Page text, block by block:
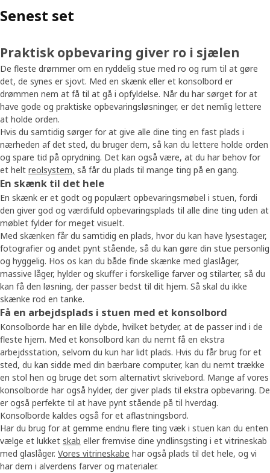
Senest set
Praktisk opbevaring giver ro i sjælen
De fleste drømmer om en ryddelig stue med ro og rum til at gøre
det, de synes er sjovt. Med en skænk eller et konsolbord er
drømmen nem at få til at gå i opfyldelse. Når du har sørget for at
have gode og praktiske opbevaringsløsninger, er det nemlig lettere
at holde orden.
Hvis du samtidig sørger for at give alle dine ting en fast plads i
nærheden af det sted, du bruger dem, så kan du lettere holde orden
og spare tid på oprydning. Det kan også være, at du har behov for
et helt reolsystem, så får du plads til mange ting på en gang.
En skænk til det hele
En skænk er et godt og populært opbevaringsmøbel i stuen, fordi
den giver god og værdifuld opbevaringsplads til alle dine ting uden at
møblet fylder for meget visuelt.
Med skænken får du samtidig en plads, hvor du kan have lysestager,
fotografier og andet pynt stående, så du kan gøre din stue personlig
og hyggelig. Hos os kan du både finde skænke med glaslåger,
massive låger, hylder og skuffer i forskellige farver og stilarter, så du
kan få den løsning, der passer bedst til dit hjem. Så skal du ikke
skænke rod en tanke.
Få en arbejdsplads i stuen med et konsolbord
Konsolborde har en lille dybde, hvilket betyder, at de passer ind i de
fleste hjem. Med et konsolbord kan du nemt få en ekstra
arbejdsstation, selvom du kun har lidt plads. Hvis du får brug for et
sted, du kan sidde med din bærbare computer, kan du nemt trække
en stol hen og bruge det som alternativt skrivebord. Mange af vores
konsolborde har også hylder, der giver plads til ekstra opbevaring. De
er også perfekte til at have pynt stående på til hverdag.
Konsolborde kaldes også for et aflastningsbord.
Har du brug for at gemme endnu flere ting væk i stuen kan du enten
vælge et lukket skab eller fremvise dine yndlinsgsting i et vitrineskab
med glaslåger. Vores vitrineskabe har også plads til det hele, og vi
har dem i alverdens farver og materialer.